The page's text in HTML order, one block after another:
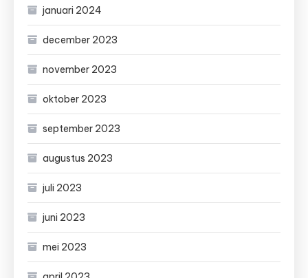
januari 2024
december 2023
november 2023
oktober 2023
september 2023
augustus 2023
juli 2023
juni 2023
mei 2023